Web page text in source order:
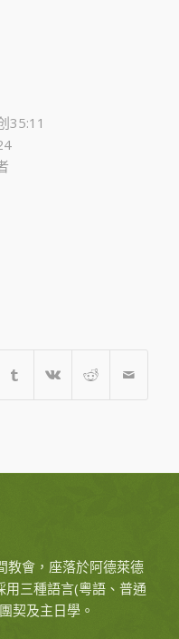
35:11
教會，座落於阿德萊德
三種語言(粵語、普通
契及主日學。